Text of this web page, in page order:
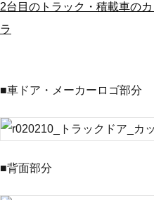
2台目のトラック・積載車の
ラ
■車ドア・メーカーロゴ部分
■背面部分